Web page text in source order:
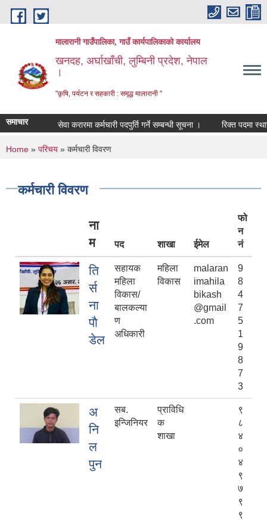
Skip to main content
मालारानी गाउँपालिका, गाउँ कार्यपालिकाको कार्यालय
खनदह, अर्घाखाँची, लुम्बिनी प्रदेश, नेपाल
।
"कृषि, पर्यटन र सहकारी : समृद्ध मालारानी "
समाचार सेवा करारमा कर्मचारी पदपुर्ति गर्ने सम्बन्धी सूचना । रिक्त पदमा स्थायी
You are here
Home » परिचय » कर्मचारी विवरण
कर्मचारी विवरण
ना
म
पद शाखा ईमेल
फो
न
नं
ति
र्स
ना
पाै
डेल
सहायक
महिला
विकास/
बालकल्या
ण
अधिकारी
महिला
विकास
malaran
imahila
bikash
@gmail
.com
9
8
4
7
5
1
9
8
7
3
अ
नि
ल
पुन
सब.
इन्जिनियर
प्राविधि
क
शाखा
९
८
४
०
४
९
७
९
९